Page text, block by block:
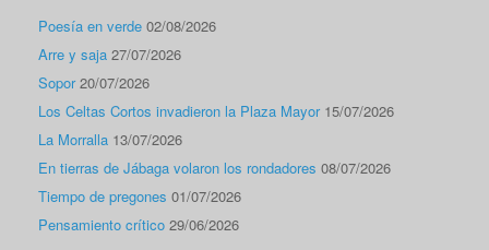
Poesía en verde 02/08/2026
Arre y saja 27/07/2026
Sopor 20/07/2026
Los Celtas Cortos invadieron la Plaza Mayor 15/07/2026
La Morralla 13/07/2026
En tierras de Jábaga volaron los rondadores 08/07/2026
Tiempo de pregones 01/07/2026
Pensamiento crítico 29/06/2026